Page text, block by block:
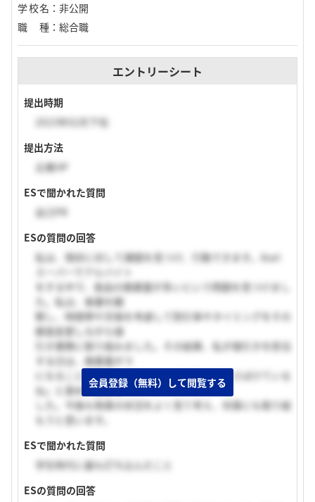
学校名 ： 非公開
職種 ： 総合職
エントリーシート
提出時期
2023年02月下旬
提出方法
企業HP
ESで聞かれた質問
自己PR
ESの質問の回答
私は、現状に対して課題を見つけ、行動できます。ikari
スーパーでアルバイト
をする中で、食品の廃棄量が多いという問題を見つけまし
た。私は、客層を観
察し、時間帯や天候を考慮して割引率やタイミングをその
都度変更しながら値
引き業務に取り組みました。その結果、私が値引きを担当
する日は、廃棄量が 0
になることが多く、社員さんに「上手に売りさばけている
ね」と褒めて頂きま
した。今後も物事の状況をよく見て考え、何事にも取り組
もうと思います。
ESで聞かれた質問
学生時代に最も打ち込んだこと
ESの質問の回答
会員登録（無料）して閲覧する